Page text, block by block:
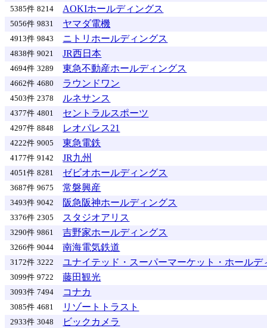
5385件 8214 AOKIホールディングス
5056件 9831 ヤマダ電機
4913件 9843 ニトリホールディングス
4838件 9021 JR西日本
4694件 3289 東急不動産ホールディングス
4662件 4680 ラウンドワン
4503件 2378 ルネサンス
4377件 4801 セントラルスポーツ
4297件 8848 レオパレス21
4222件 9005 東急電鉄
4177件 9142 JR九州
4051件 8281 ゼビオホールディングス
3687件 9675 常磐興産
3493件 9042 阪急阪神ホールディングス
3376件 2305 スタジオアリス
3290件 9861 吉野家ホールディングス
3266件 9044 南海電気鉄道
3172件 3222 ユナイテッド・スーパーマーケット・ホールデ
3099件 9722 藤田観光
3093件 7494 コナカ
3085件 4681 リゾートトラスト
2933件 3048 ビックカメラ